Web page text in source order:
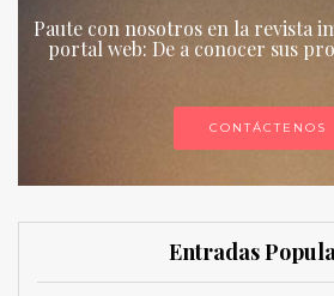
Paute con nosotros en la revista
portal web: De a conocer sus
CONTÁCTENOS
Entradas